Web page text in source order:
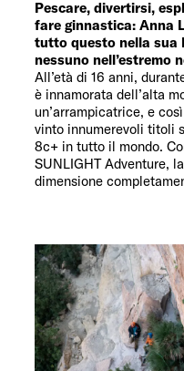
Pescare, divertirsi,
fare ginnastica: Anna
tutto questo nella sua
nessuno nell’estremo
All’età di 16 anni,
è innamorata dell’alta
un’arrampicatrice, e
vinto innumerevoli titoli
8c+ in tutto il mondo.
SUNLIGHT Adventure,
dimensione